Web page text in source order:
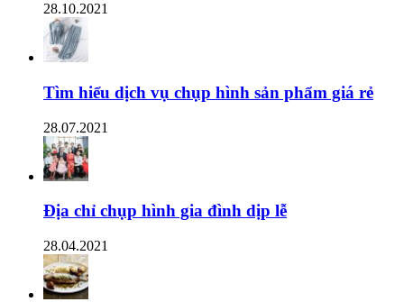
28.10.2021
Tìm hiểu dịch vụ chụp hình sản phẩm giá rẻ
28.07.2021
Địa chỉ chụp hình gia đình dịp lễ
28.04.2021